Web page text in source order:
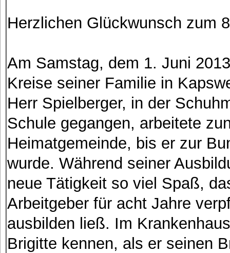
Herzlichen Glückwunsch zum
Am Samstag, dem 1. Juni
Kreise seiner Familie in
Herr Spielberger, in der
Schule gegangen, arbeitete
Heimatgemeinde, bis er zur
wurde. Während seiner
neue Tätigkeit so viel Spaß,
Arbeitgeber für acht Jahre
ausbilden ließ. Im
Brigitte kennen, als er seinen